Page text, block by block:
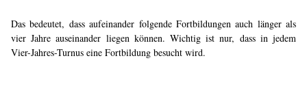
Das bedeutet, dass aufeinander folgende Fortbildungen auch länger als
vier Jahre auseinander liegen können. Wichtig ist nur, dass in jedem
Vier-Jahres-Turnus eine Fortbildung besucht wird.